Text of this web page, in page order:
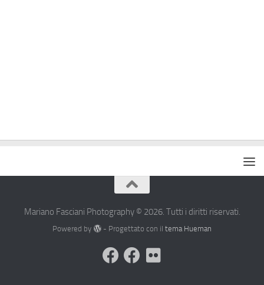
Mariano Fasciani Photography © 2026. Tutti i diritti riservati.
Powered by - Progettato con il tema Hueman